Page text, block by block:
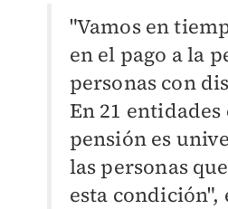
"Vamos en
en el pago a la
personas con
En 21 entidades
pensión es
las personas
esta condición",